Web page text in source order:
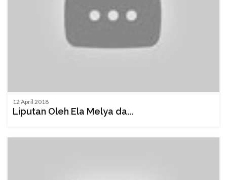
12 April 2018
Liputan Oleh Ela Melya da...